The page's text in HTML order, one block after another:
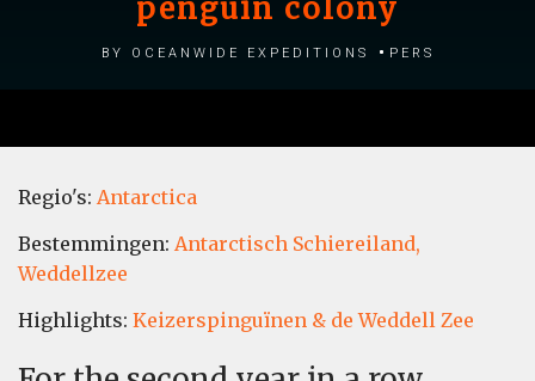
penguin colony
by Oceanwide Expeditions Pers
Regio's: Antarctica
Bestemmingen: Antarctisch Schiereiland,
Weddellzee
Highlights: Keizerspinguïnen & de Weddell Zee